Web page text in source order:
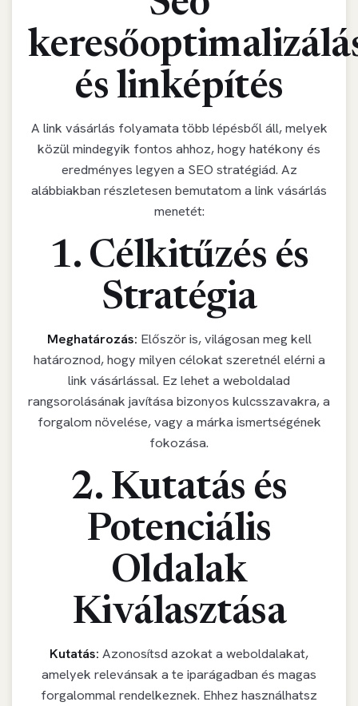
és linképítés
A link vásárlás folyamata több lépésből áll, melyek
közül mindegyik fontos ahhoz, hogy hatékony és
eredményes legyen a SEO stratégiád. Az
alábbiakban részletesen bemutatom a link vásárlás
menetét:
1. Célkitűzés és
Stratégia
Meghatározás: Először is, világosan meg kell
határoznod, hogy milyen célokat szeretnél elérni a
link vásárlással. Ez lehet a weboldalad
rangsorolásának javítása bizonyos kulcsszavakra, a
forgalom növelése, vagy a márka ismertségének
fokozása.
2. Kutatás és
Potenciális
Oldalak
Kiválasztása
Kutatás: Azonosítsd azokat a weboldalakat,
amelyek relevánsak a te iparágadban és magas
forgalommal rendelkeznek. Ehhez használhatsz